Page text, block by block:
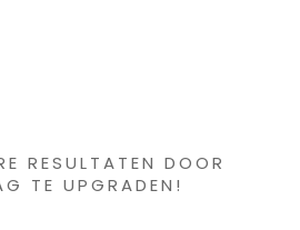
RESULTATEN DOOR
TE UPGRADEN!